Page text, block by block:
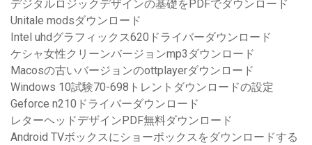
デジタルロジックデザインの基礎をPDFでダウンロード
Unitale modsダウンロード
Intel uhdグラフィックス620ドライバーダウンロード
ケシャ女性クリーンバージョンmp3ダウンロード
Macosの古いバージョンのottplayerダウンロード
Windows 10試験70-698トレントダウンロードの設定
Geforce n210ドライバーダウンロード
レターヘッドデザインPDF無料ダウンロード
Android TVボックスにショーボックスをダウンロードする